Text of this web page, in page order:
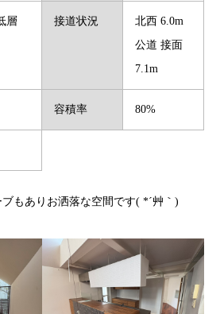
層 接道状況
北西 6.0m
公道 接面
7.1m
容積率 80%
もありお洒落な空間です( *´艸｀)